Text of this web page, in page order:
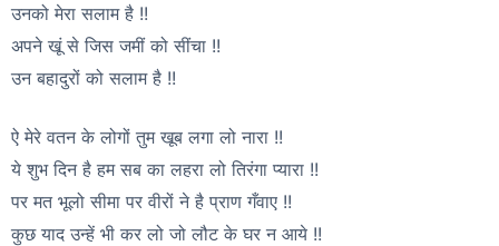
उनको मेरा सलाम है !!
अपने खूं से जिस जमीं को सींचा !!
उन बहादुरों को सलाम है !!
ऐ मेरे वतन के लोगों तुम खूब लगा लो नारा !!
ये शुभ दिन है हम सब का लहरा लो तिरंगा प्यारा !!
पर मत भूलो सीमा पर वीरों ने है प्राण गँवाए !!
कुछ याद उन्हें भी कर लो जो लौट के घर न आये !!